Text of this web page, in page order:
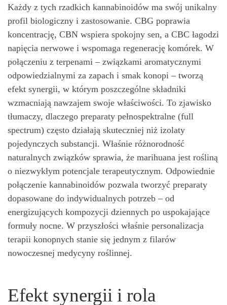
Każdy z tych rzadkich kannabinoidów ma swój unikalny
profil biologiczny i zastosowanie. CBG poprawia
koncentrację, CBN wspiera spokojny sen, a CBC łagodzi
napięcia nerwowe i wspomaga regenerację komórek. W
połączeniu z terpenami – związkami aromatycznymi
odpowiedzialnymi za zapach i smak konopi – tworzą
efekt synergii, w którym poszczególne składniki
wzmacniają nawzajem swoje właściwości. To zjawisko
tłumaczy, dlaczego preparaty pełnospektralne (full
spectrum) często działają skuteczniej niż izolaty
pojedynczych substancji. Właśnie różnorodność
naturalnych związków sprawia, że marihuana jest rośliną
o niezwykłym potencjale terapeutycznym. Odpowiednie
połączenie kannabinoidów pozwala tworzyć preparaty
dopasowane do indywidualnych potrzeb – od
energizujących kompozycji dziennych po uspokajające
formuły nocne. W przyszłości właśnie personalizacja
terapii konopnych stanie się jednym z filarów
nowoczesnej medycyny roślinnej.
Efekt synergii i rola